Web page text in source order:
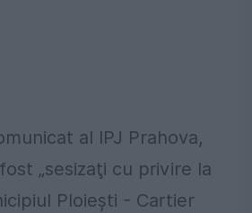
al IPJ Prahova,
„sesizaţi cu privire la
Ploieşti - Cartier